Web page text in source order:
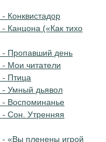
- Конквистадор
- Канцона («Как тихо
- Пропавший день
- Мои читатели
- Птица
- Умный дьявол
- Воспоминанье
- Сон. Утренняя
- «Вы пленены игрой